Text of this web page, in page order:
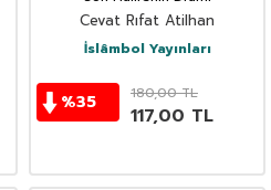
Cevat Rıfat Atilhan
İslâmbol Yayınları
%35 180,00TL
117,00 TL